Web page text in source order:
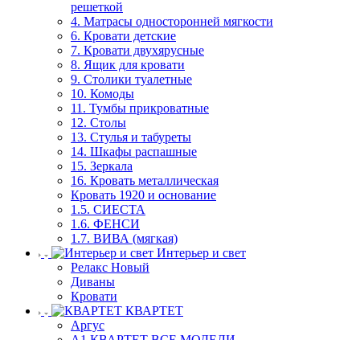
решеткой
4. Матрасы односторонней мягкости
6. Кровати детские
7. Кровати двухярусные
8. Ящик для кровати
9. Столики туалетные
10. Комоды
11. Тумбы прикроватные
12. Столы
13. Стулья и табуреты
14. Шкафы распашные
15. Зеркала
16. Кровать металлическая
Кровать 1920 и основание
1.5. СИЕСТА
1.6. ФЕНСИ
1.7. ВИВА (мягкая)
Интерьер и свет
Релакс Новый
Диваны
Кровати
КВАРТЕТ
Аргус